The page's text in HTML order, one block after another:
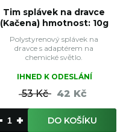
Tim splávek na dravce
(Kačena) hmotnost: 10g
Polystyrenový splávek na
dravce s adaptérem na
chemické světlo.
IHNED K ODESLÁNÍ
53 Kč 42 Kč
DO KOŠÍKU